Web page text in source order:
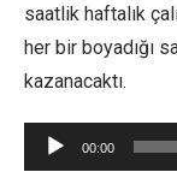
saatlik haftalık
her bir boyadığı
kazanacaktı.
Ses
oynatıcı
00:00